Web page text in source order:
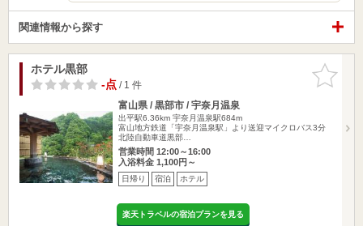
関連情報から探す
お気に入
りに追加
ホテル黒部
-点/ 1 件
富山県 / 黒部市 / 宇奈月温泉
出平駅6.36km 宇奈月温泉駅684m
富山地方鉄道「宇奈月温泉駅」より送迎マイクロバス3分
北陸自動車道黒部…
営業時間 12:00～16:00
入浴料金 1,100円～
日帰り 宿泊 ホテル
楽天トラベルの宿泊プランを見る